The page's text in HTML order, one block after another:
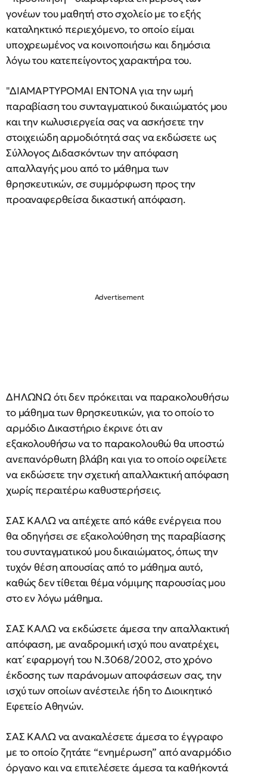
γονέων του μαθητή στο σχολείο με το εξής
καταληκτικό περιεχόμενο, το οποίο είμαι
υποχρεωμένος να κοινοποιήσω και δημόσια
λόγω του κατεπείγοντος χαρακτήρα του.
"ΔΙΑΜΑΡΤΥΡΟΜΑΙ ΕΝΤΟΝΑ για την ωμή
παραβίαση του συνταγματικού δικαιώματός μου
και την κωλυσιεργεία σας να ασκήσετε την
στοιχειώδη αρμοδιότητά σας να εκδώσετε ως
Σύλλογος Διδασκόντων την απόφαση
απαλλαγής μου από το μάθημα των
θρησκευτικών, σε συμμόρφωση προς την
προαναφερθείσα δικαστική απόφαση.
ΔΗΛΩΝΩ ότι δεν πρόκειται να παρακολουθήσω
το μάθημα των θρησκευτικών, για το οποίο το
αρμόδιο Δικαστήριο έκρινε ότι αν
εξακολουθήσω να το παρακολουθώ θα υποστώ
ανεπανόρθωτη βλάβη και για το οποίο οφείλετε
να εκδώσετε την σχετική απαλλακτική απόφαση
χωρίς περαιτέρω καθυστερήσεις.
ΣΑΣ ΚΑΛΩ να απέχετε από κάθε ενέργεια που
θα οδηγήσει σε εξακολούθηση της παραβίασης
του συνταγματικού μου δικαιώματος, όπως την
τυχόν θέση απουσίας από το μάθημα αυτό,
καθώς δεν τίθεται θέμα νόμιμης παρουσίας μου
στο εν λόγω μάθημα.
ΣΑΣ ΚΑΛΩ να εκδώσετε άμεσα την απαλλακτική
απόφαση, με αναδρομική ισχύ που ανατρέχει,
κατ΄ εφαρμογή του Ν.3068/2002, στο χρόνο
έκδοσης των παράνομων αποφάσεων σας, την
ισχύ των οποίων ανέστειλε ήδη το Διοικητικό
Εφετείο Αθηνών.
ΣΑΣ ΚΑΛΩ να ανακαλέσετε άμεσα το έγγραφο
με το οποίο ζητάτε “ενημέρωση” από αναρμόδιο
όργανο και να επιτελέσετε άμεσα τα καθήκοντά